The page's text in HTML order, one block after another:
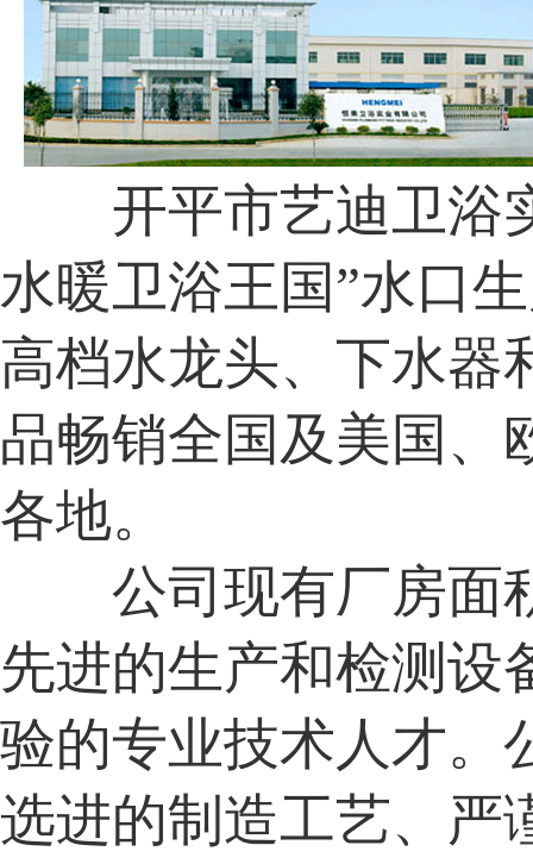
开平市艺迪卫浴
水暖卫浴王国”水口
高档水龙头、下水器
品畅销全国及美国、
各地。
公司现有厂房面
先进的生产和检测设
验的专业技术人才。
选进的制造工艺、严